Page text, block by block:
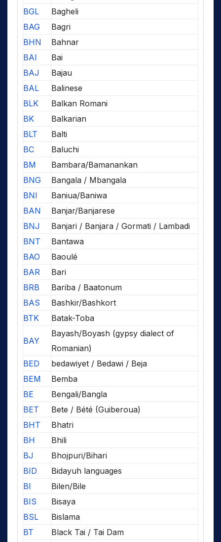
BGL
Bagheli
BAG
Bagri
BHN
Bahnar
BAI
Bai
BAJ
Bajau
BAL
Balinese
BLK
Balkan Romani
BK
Balkarian
BLT
Balti
BC
Baluchi
BM
Bambara/Bamanankan
BNG
Bangala / Mbangala
BNI
Baniua/Baniwa
BAN
Banjar/Banjarese
BNJ
Banjari / Banjara / Gormati / Lambadi
BNT
Bantawa
BAO
Baoulé
BAR
Bari
BRB
Bariba / Baatonum
BAS
Bashkir/Bashkort
BTK
Batak-Toba
BAY
Bayash/Boyash (gypsy dialect of
Romanian)
BED
bedawiyet / Bedawi / Beja
BEM
Bemba
BE
Bengali/Bangla
BET
Bete / Bété (Guiberoua)
BHT
Bhatri
BH
Bhili
BJ
Bhojpuri/Bihari
BID
Bidayuh languages
BI
Bilen/Bile
BIS
Bisaya
BSL
Bislama
BT
Black Tai / Tai Dam